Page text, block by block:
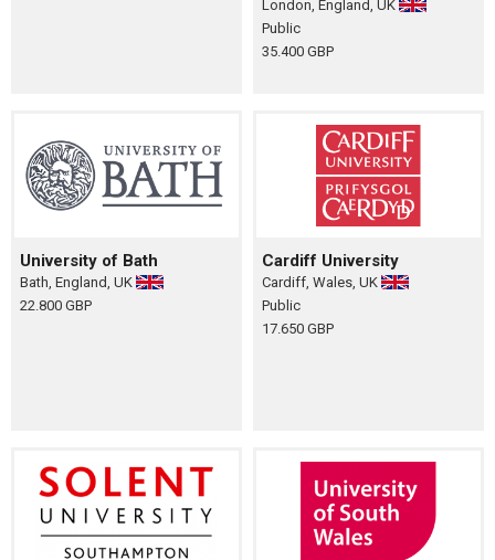
London, England, UK
Public
35.400 GBP
University of Bath
Bath, England, UK
22.800 GBP
Cardiff University
Cardiff, Wales, UK
Public
17.650 GBP